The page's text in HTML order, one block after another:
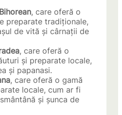
, care oferă o
preparate tradiționale,
de vită și cârnații de
, care oferă o
și preparate locale,
și papanasi.
, care oferă o gamă
locale, cum ar fi
și șunca de